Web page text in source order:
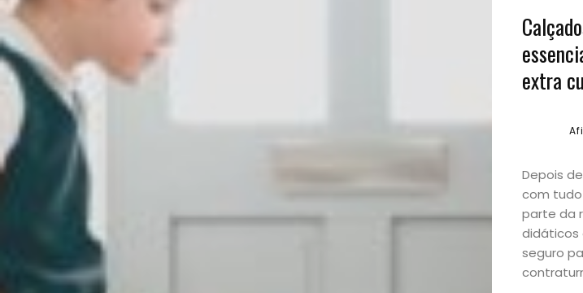
Bora
lá!
extra
Depois
com
parte da
didáticos
seguro